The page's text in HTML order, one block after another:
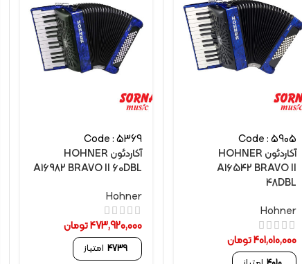
Code : 5905
آکاردئون HOHNER
A16542 BRAVO II
48DBL
Hohner
401,010,000تومان
Code : 5369
آکاردئون HOHNER
A16982 BRAVO II 60DBL
Hohner
473,920,000تومان
4739 امتیاز